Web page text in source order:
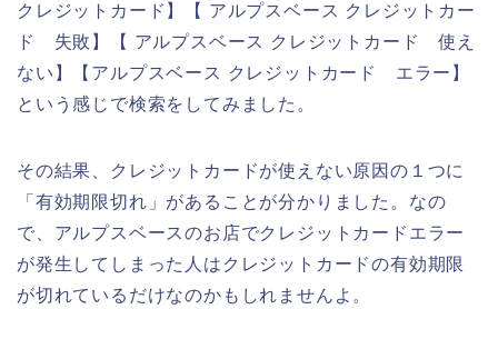
クレジットカード】【 アルプスベース クレジットカー
ド 失敗】【 アルプスベース クレジットカード 使え
ない】【アルプスベース クレジットカード エラー】
という感じで検索をしてみました。
その結果、クレジットカードが使えない原因の１つに
「有効期限切れ」があることが分かりました。なの
で、アルプスベースのお店でクレジットカードエラー
が発生してしまった人はクレジットカードの有効期限
が切れているだけなのかもしれませんよ。